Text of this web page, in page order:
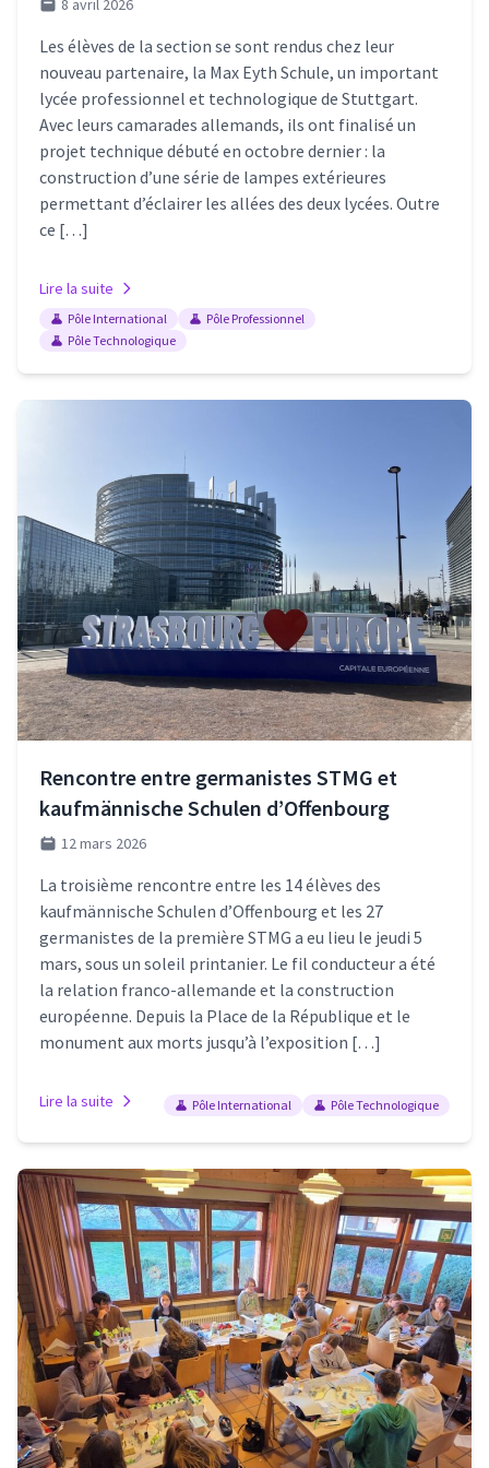
8 avril 2026
Les élèves de la section se sont rendus chez leur
nouveau partenaire, la Max Eyth Schule, un important
lycée professionnel et technologique de Stuttgart.
Avec leurs camarades allemands, ils ont finalisé un
projet technique débuté en octobre dernier : la
construction d’une série de lampes extérieures
permettant d’éclairer les allées des deux lycées. Outre
ce […]
Lire la suite
Pôle International
Pôle Professionnel
Pôle Technologique
Rencontre entre germanistes STMG et
kaufmännische Schulen d’Offenbourg
12 mars 2026
La troisième rencontre entre les 14 élèves des
kaufmännische Schulen d’Offenbourg et les 27
germanistes de la première STMG a eu lieu le jeudi 5
mars, sous un soleil printanier. Le fil conducteur a été
la relation franco-allemande et la construction
européenne. Depuis la Place de la République et le
monument aux morts jusqu’à l’exposition […]
Lire la suite Pôle International Pôle Technologique